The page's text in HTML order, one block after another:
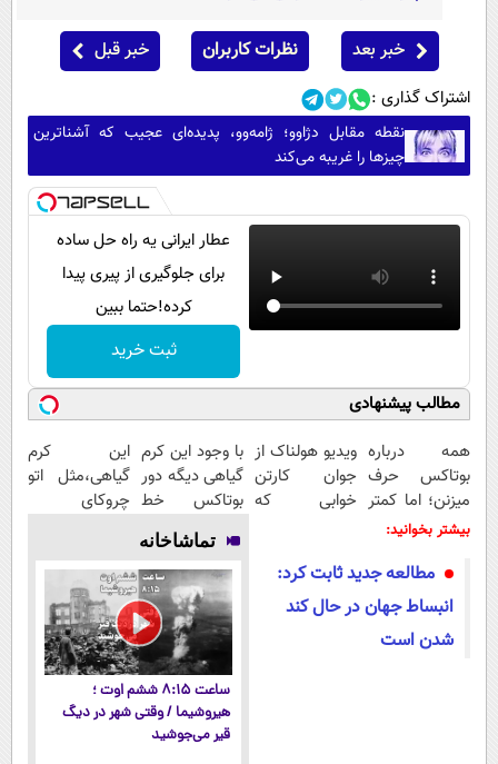
خبر بعد نظرات کاربران خبر قبل
اشتراک گذاری :
نقطه مقابل دژاوو؛ ژامه‌وو، پدیده‌ای عجیب که آشناترین
چیزها را غریبه می‌کند
عطار ایرانی یه راه حل ساده
برای جلوگیری از پیری پیدا
کرده!حتما ببین
ثبت خرید
مطالب پیشنهادی
همه درباره
بوتاکس حرف
میزنن؛ اما کمتر
کسی این راه رو
ویدیو هولناک از
جوان کارتن
خوابی که
با وجود این کرم
گیاهی دیگه دور
بوتاکس خط
قرمز بکش!
این کرم
گیاهی،مثل اتو
چروکای
بیشتر بخوانید:
مطالعه جدید ثابت کرد:
انبساط جهان در حال کند
شدن است
تماشاخانه
ساعت ۸:۱۵ ششم اوت ؛
هیروشیما / وقتی شهر در دیگ
قیر می‌جوشید